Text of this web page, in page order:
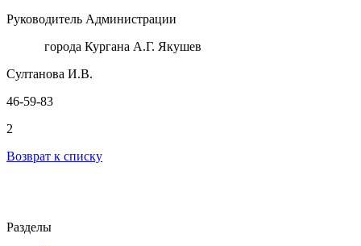
Руководитель Администрации
города Кургана А.Г. Якушев
Султанова И.В.
46-59-83
2
Возврат к списку
Разделы